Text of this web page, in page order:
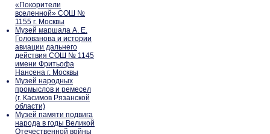
«Покорители
вселенной» СОШ №
1155 г. Москвы
Музей маршала А. Е.
Голованова и истории
авиации дальнего
действия СОШ № 1145
имени Фритьофа
Нансена г. Москвы
Музей народных
промыслов и ремесел
(г. Касимов Рязанской
области)
Музей памяти подвига
народа в годы Великой
Отечественной войны